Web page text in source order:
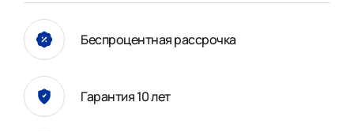
Беспроцентная рассрочка
Гарантия 10 лет